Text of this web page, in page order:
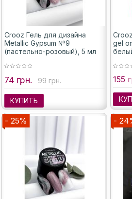
Crooz Гель для дизайна
Metallic Gypsum №9
(пастельно-розовый), 5 мл
74 грн. 99 грн.
КУПИТЬ
gel
155
- 25% -